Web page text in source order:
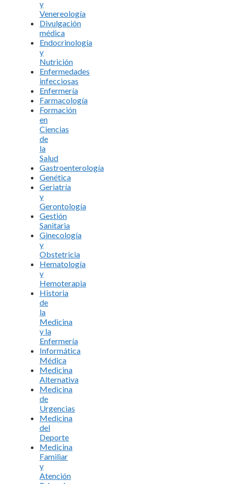
y
Venereología
Divulgación
médica
Endocrinología
y
Nutrición
Enfermedades
infecciosas
Enfermería
Farmacología
Formación
en
Ciencias
de
la
Salud
Gastroenterología
Genética
Geriatría
y
Gerontología
Gestión
Sanitaria
Ginecología
y
Obstetricia
Hematología
y
Hemoterapia
Historia
de
la
Medicina
y la
Enfermería
Informática
Médica
Medicina
Alternativa
Medicina
de
Urgencias
Medicina
del
Deporte
Medicina
Familiar
y
Atención